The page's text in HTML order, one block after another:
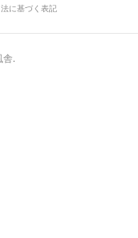
に基づく表記
舎.